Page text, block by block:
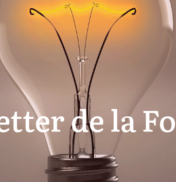
de la